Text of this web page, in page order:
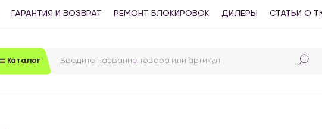
ГАРАНТИЯ И ВОЗВРАТ РЕМОНТ БЛОКИРОВОК ДИЛЕРЫ СТАТЬИ О
Каталог